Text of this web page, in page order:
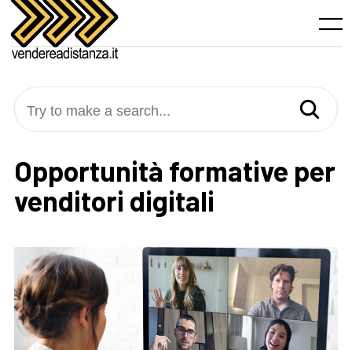
Skip
content
Menu
Try to make a search...
Opportunità formative per
venditori digitali